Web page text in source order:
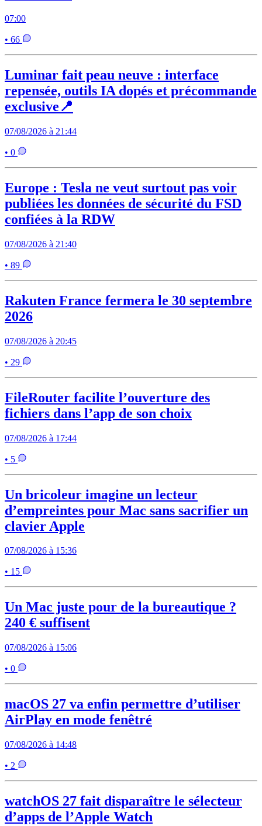
07:00
• 66
Luminar fait peau neuve : interface
repensée, outils IA dopés et précommande
exclusive📍
07/08/2026 à 21:44
• 0
Europe : Tesla ne veut surtout pas voir
publiées les données de sécurité du FSD
confiées à la RDW
07/08/2026 à 21:40
• 89
Rakuten France fermera le 30 septembre
2026
07/08/2026 à 20:45
• 29
FileRouter facilite l’ouverture des
fichiers dans l’app de son choix
07/08/2026 à 17:44
• 5
Un bricoleur imagine un lecteur
d’empreintes pour Mac sans sacrifier un
clavier Apple
07/08/2026 à 15:36
• 15
Un Mac juste pour de la bureautique ?
240 € suffisent
07/08/2026 à 15:06
• 0
macOS 27 va enfin permettre d’utiliser
AirPlay en mode fenêtré
07/08/2026 à 14:48
• 2
watchOS 27 fait disparaître le sélecteur
d’apps de l’Apple Watch